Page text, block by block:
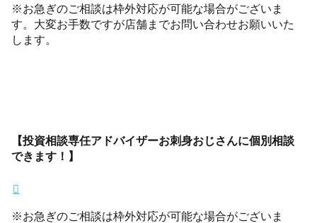
※お急ぎのご相談は枠外対応が可能な場合がございま
す。大変お手数ですが店舗までお問い合わせお願いいた
します。
【投資相談専任アドバイザーお刺身おじさんに個別相談
できます！】
※お急ぎのご相談は枠外対応が可能な場合がございま